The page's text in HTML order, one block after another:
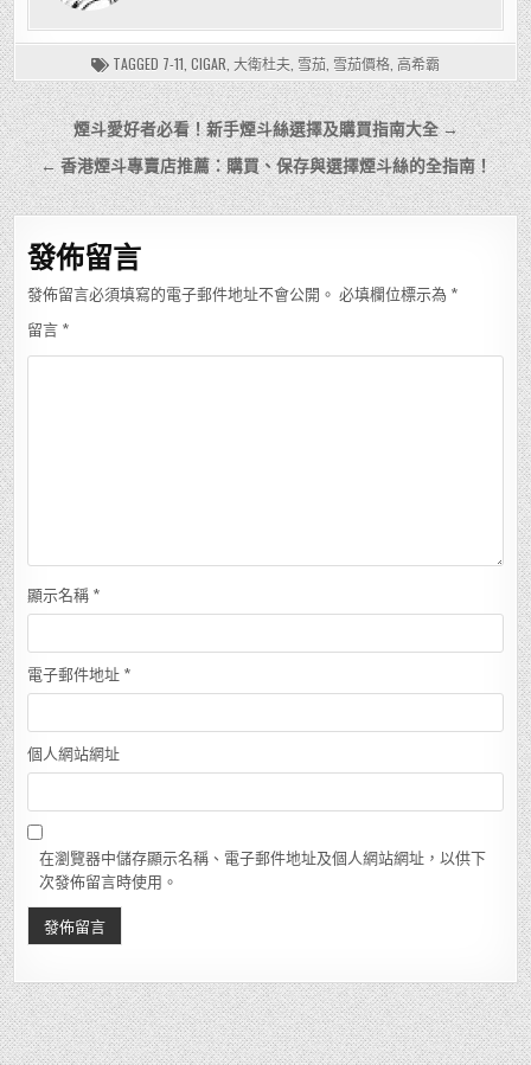
TAGGED 7-11 CIGAR 大衛杜夫 雪茄 雪茄價格 高希霸
文
章
導
覽
煙斗愛好者必看！新手煙斗絲選擇及購買指南大全 →
← 香港煙斗專賣店推薦：購買、保存與選擇煙斗絲的全指南！
發佈留言
發佈留言必須填寫的電子郵件地址不會公開。 必填欄位標示為 *
留言 *
顯示名稱 *
電子郵件地址 *
個人網站網址
在瀏覽器中儲存顯示名稱、電子郵件地址及個人網站網址，以供下
次發佈留言時使用。